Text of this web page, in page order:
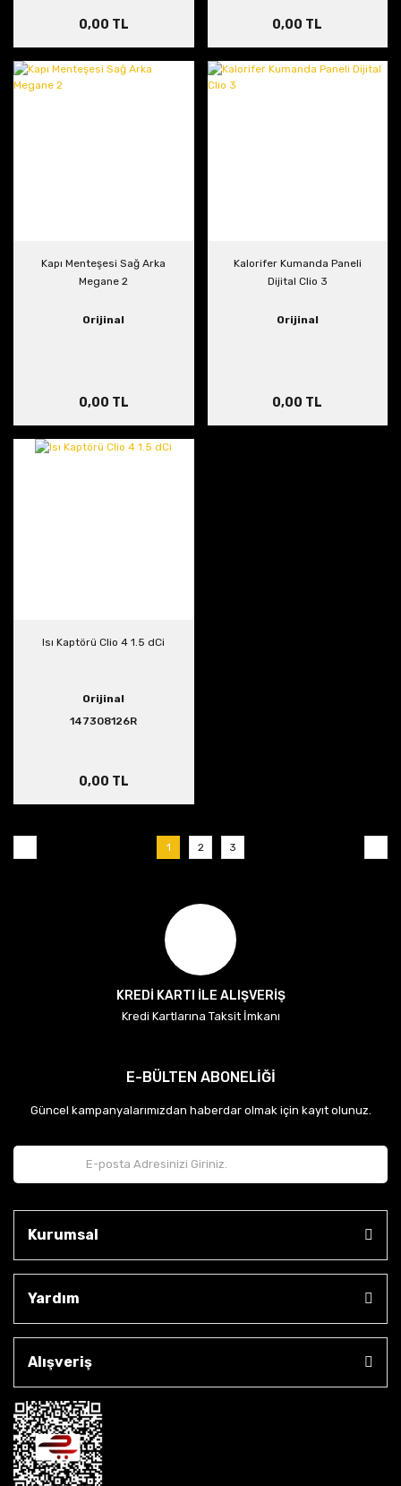
0,00 TL 0,00 TL
Kapı Menteşesi Sağ Arka
Megane 2
Orijinal
0,00 TL
Kalorifer Kumanda Paneli
Dijital Clio 3
Orijinal
0,00 TL
Isı Kaptörü Clio 4 1.5 dCi
Orijinal
147308126R
0,00 TL
1 2 3
KREDİ KARTI İLE ALIŞVERİŞ
Kredi Kartlarına Taksit İmkanı
E-BÜLTEN ABONELİĞİ
Güncel kampanyalarımızdan haberdar olmak için kayıt olunuz.
Kurumsal
Yardım
Alışveriş